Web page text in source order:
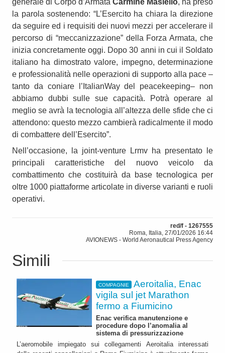
generale di Corpo d’Armata Carmine Masiello, ha preso
la parola sostenendo: “L’Esercito ha chiara la direzione
da seguire ed i requisiti dei nuovi mezzi per accelerare il
percorso di “meccanizzazione” della Forza Armata, che
inizia concretamente oggi. Dopo 30 anni in cui il Soldato
italiano ha dimostrato valore, impegno, determinazione
e professionalità nelle operazioni di supporto alla pace –
tanto da coniare l’ItalianWay del peacekeeping– non
abbiamo dubbi sulle sue capacità. Potrà operare al
meglio se avrà la tecnologia all’altezza delle sfide che ci
attendono: questo mezzo cambierà radicalmente il modo
di combattere dell’Esercito”.
Nell’occasione, la joint-venture Lrmv ha presentato le
principali caratteristiche del nuovo veicolo da
combattimento che costituirà da base tecnologica per
oltre 1000 piattaforme articolate in diverse varianti e ruoli
operativi.
red/f - 1267555
Roma, Italia, 27/01/2026 16:44
AVIONEWS - World Aeronautical Press Agency
Simili
COMPAGNIE
Aeroitalia, Enac
vigila sul jet Marathon
fermo a Fiumicino
Enac verifica manutenzione e
procedure dopo l’anomalia al
sistema di pressurizzazione
L’aeromobile impiegato sui collegamenti Aeroitalia interessati